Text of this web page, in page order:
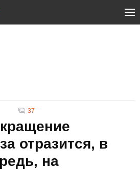
37
отразится, в
на